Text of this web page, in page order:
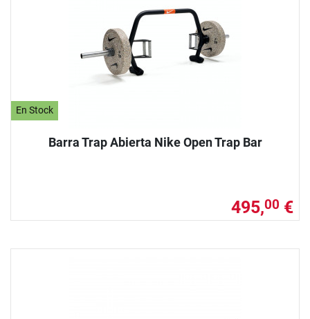
En Stock
Barra Trap Abierta Nike Open Trap Bar
495,00 €